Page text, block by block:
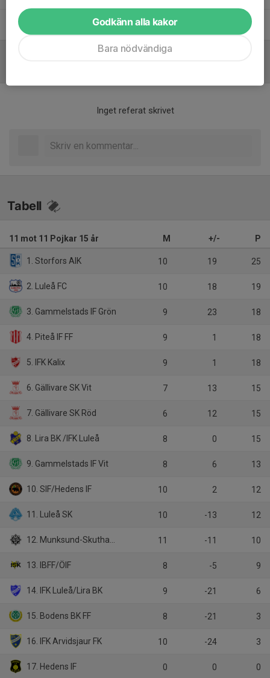
Olle CollianderFystränare & Fysioterapeut
Inget referat skrivet
Tabell
11 mot 11 Pojkar 15 år M +/- P
1. Storfors AIK 10 19 25
2. Luleå FC 10 18 19
3. Gammelstads IF Grön 9 23 18
4. Piteå IF FF 9 1 18
5. IFK Kalix 9 1 18
6. Gällivare SK Vit 7 13 15
7. Gällivare SK Röd 6 12 15
8. Lira BK /IFK Luleå 8 0 15
9. Gammelstads IF Vit 8 6 13
10. SIF/Hedens IF 10 2 12
11. Luleå SK 10 -13 12
12. Munksund-Skuthamns SK 11 -11 10
13. IBFF/ÖIF 8 -5 9
14. IFK Luleå/Lira BK 9 -21 6
15. Bodens BK FF 8 -21 3
16. IFK Arvidsjaur FK 10 -24 3
17. Hedens IF 0 0 0
Godkänn alla kakor
Bara nödvändiga